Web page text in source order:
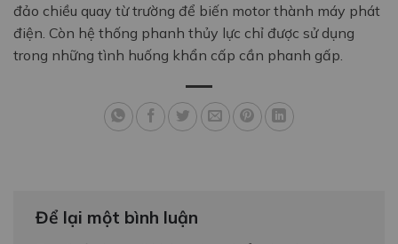
đảo chiều quay từ trường để biến motor thành máy phát
điện. Còn hệ thống phanh thủy lực chỉ được sử dụng
trong những tình huống khẩn cấp cần phanh gấp.
Để lại một bình luận